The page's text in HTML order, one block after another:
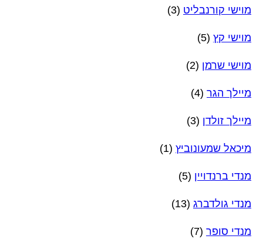
מוישי קורנבליט (3)
מוישי קץ (5)
מוישי שרמן (2)
מיילך הגר (4)
מיילך זולדן (3)
מיכאל שמעונוביץ (1)
מנדי ברנדויין (5)
מנדי גולדברג (13)
מנדי סופר (7)